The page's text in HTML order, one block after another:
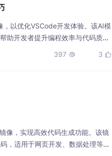
以优化VSCode开发体验。该AI模
助开发者提升编程效率与代码质
397  3 
像，实现高效代码生成功能。该镜
，适用于网页开发、数据处理等场